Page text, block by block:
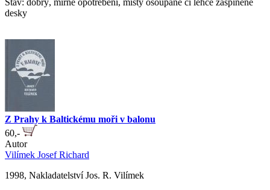
Stav: dobrý, mírné opotřebení, místy ošoupané či lehce zašpiněné
desky
Z Prahy k Baltickému moři v balonu
60,-
Autor
Vilímek Josef Richard
1998, Nakladatelství Jos. R. Vilímek